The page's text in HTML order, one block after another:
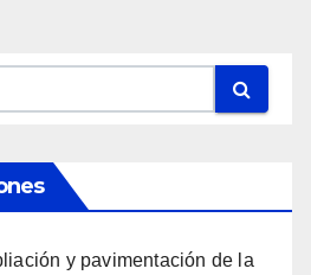
y pavimentación de la